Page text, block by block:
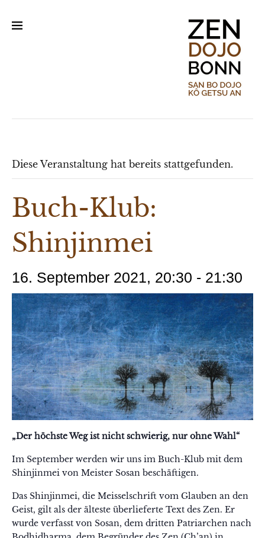
Diese Veranstaltung hat bereits stattgefunden.
Buch-Klub:
Shinjinmei
16. September 2021, 20:30 - 21:30
„Der höchste Weg ist nicht schwierig, nur ohne Wahl“
Im September werden wir uns im Buch-Klub mit dem
Shinjinmei von Meister Sosan beschäftigen.
Das Shinjinmei, die Meisselschrift vom Glauben an den
Geist, gilt als der älteste überlieferte Text des Zen. Er
wurde verfasst von Sosan, dem dritten Patriarchen nach